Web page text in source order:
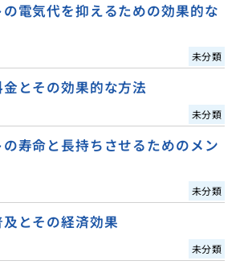
電気代を抑えるための効果的な
未分類
とその効果的な方法
未分類
寿命と長持ちさせるためのメン
未分類
とその経済効果
未分類